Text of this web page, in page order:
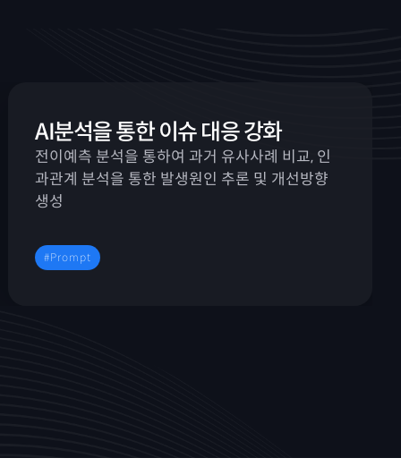
AI분석을 통한 이슈 대응 강화
전이예측 분석을 통하여 과거 유사사례 비교, 인
과관계 분석을 통한 발생원인 추론 및 개선방향
생성
#Prompt